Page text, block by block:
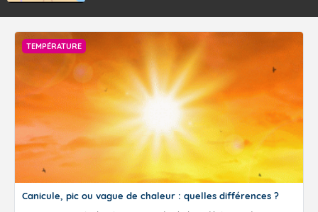
TEMPÉRATURE
Canicule, pic ou vague de chaleur : quelles différences ?